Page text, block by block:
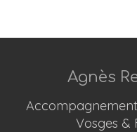
Agnès
Vosges &